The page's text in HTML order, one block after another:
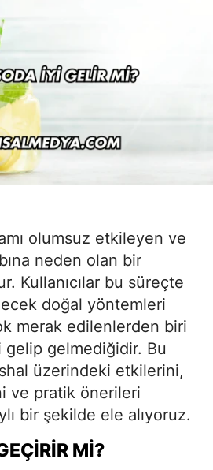
olumsuz etkileyen ve
neden olan bir
Kullanıcılar bu süreçte
doğal yöntemleri
merak edilenlerden biri
gelip gelmediğidir. Bu
üzerindeki etkilerini,
ve pratik önerileri
bir şekilde ele alıyoruz.
MI?